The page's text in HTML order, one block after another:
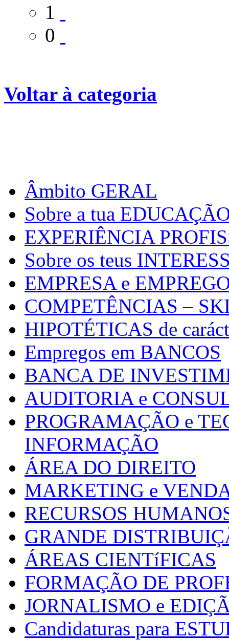
1
0
Voltar à categoria
Âmbito GERAL
Sobre a tua
EXPERIÊNCIA
Sobre os teus
EMPRESA e
COMPETÊNCIAS –
HIPOTÉTICAS de
Empregos em BANCOS
BANCA DE
AUDITORIA e
PROGRAMAÇÃO e
INFORMAÇÃO
ÁREA DO DIREITO
MARKETING e
RECURSOS
GRANDE
ÁREAS CIENTíFICAS
FORMAÇÃO DE
JORNALISMO e
Candidaturas para